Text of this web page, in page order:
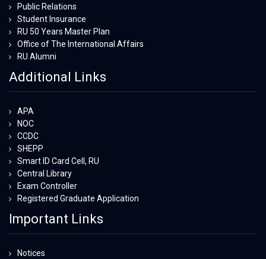
Public Relations
Student Insurance
RU 50 Years Master Plan
Office of The International Affairs
RU Alumni
Additional Links
APA
NOC
CCDC
SHEPP
Smart ID Card Cell, RU
Central Library
Exam Controller
Registered Graduate Application
Important Links
Notices